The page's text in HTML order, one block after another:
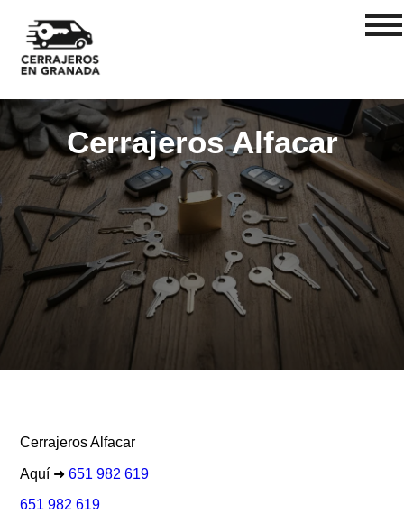
Cerrajeros Alfacar
Cerrajeros Alfacar
Aquí ➜651 982 619
651 982 619